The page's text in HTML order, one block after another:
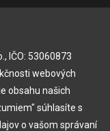
IČO: 53060873
webových
obsahu našich
súhlasíte s
o vašom správaní